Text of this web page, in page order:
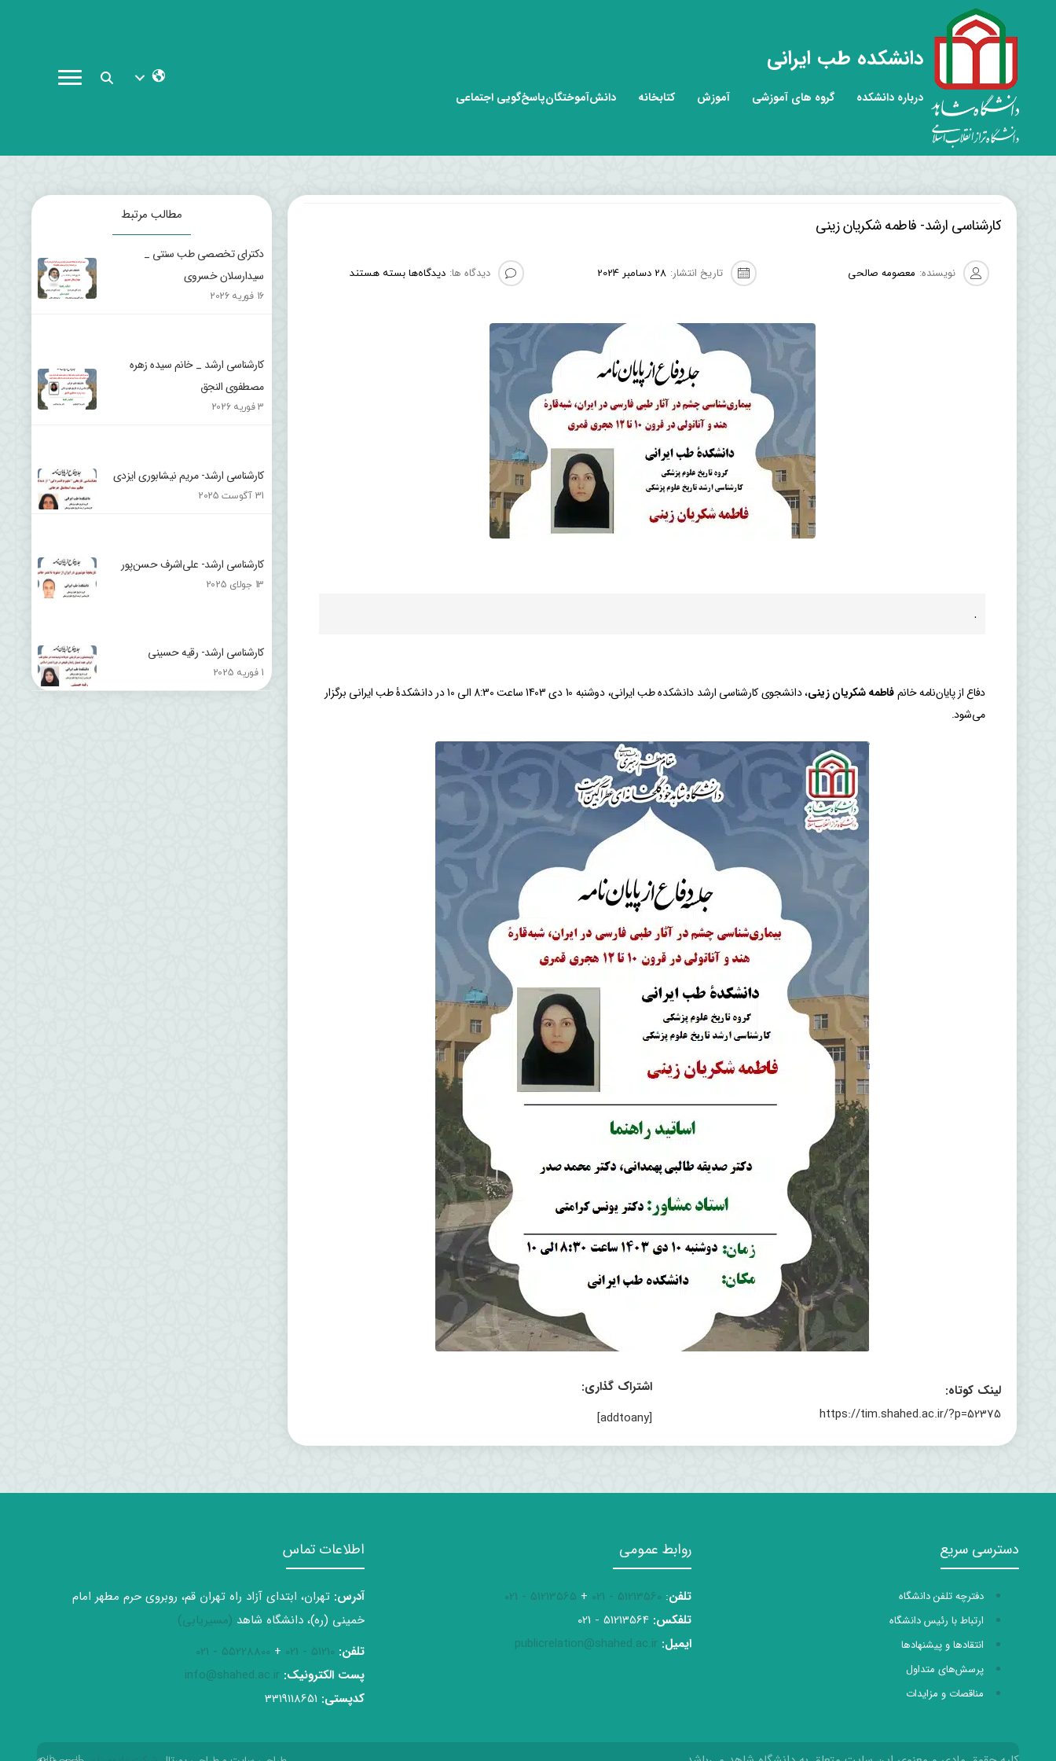
دانشکده طب ایرانی
درباره دانشکده گروه های آموزشی آموزش کتابخانه دانش‌آموختگانپاسخ‌گویی اجتماعی
کارشناسی ارشد- فاطمه شکریان زینی
نویسنده: معصومه صالحی تاریخ انتشار: 28 دسامبر 2024 دیدگاه ها: دیدگاه‌ها بسته هستند
.
دفاع از پایان‌نامه خانمفاطمه شکریان زینی
، دانشجوی کارشناسی ارشد دانشکده طب ایرانی، دوشنبه 10 دی 1403 ساعت 8:30 الی 10 در دانشکدۀ طب ایرانی برگزار
می‌شود.
لینک کوتاه:
https://tim.shahed.ac.ir/?p=52375
اشتراک گذاری:
[addtoany]
مطالب مرتبط
دکترای تخصصی طب سنتی _
سیدارسلان خسروی
16 فوریه 2026
کارشناسی ارشد _ خانم سیده زهره
مصطفوی النجق
3 فوریه 2026
کارشناسی ارشد- مریم نیشابوری ایزدی
31 آگوست 2025
کارشناسی ارشد- علی‌اشرف حسن‌پور
13 جولای 2025
کارشناسی ارشد- رقیه حسینی
1 فوریه 2025
دسترسی سریع
دفترچه تلفن دانشگاه
ارتباط با رئیس دانشگاه
انتقادها و پیشنهادها
پرسش‌های متداول
مناقصات و مزایدات
روابط عمومی
تلفن:
51213560 - 021
+
51213565 - 021
تلفکس:
ایمیل: publicrelation@shahed.ac.ir
اطلاعات تماس
آدرس: تهران، ابتدای آزاد راه تهران قم، روبروی حرم مطهر امام
خمینی (ره)، دانشگاه شاهد (مسیریابی)
تلفن: 51210 - 021
+
55228800 - 021
پست الکترونیک: info@shahed.ac.ir
کدپستی: